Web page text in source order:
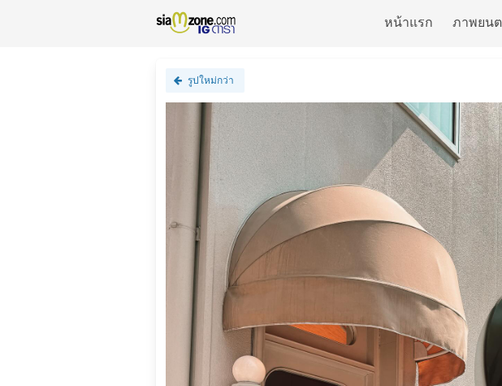
หน้าแรก ภาพยน
รูปใหม่กว่า